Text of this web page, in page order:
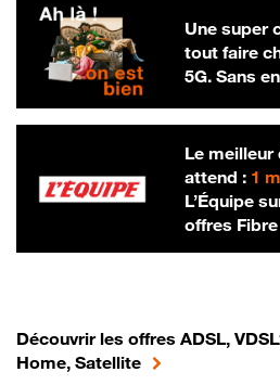
Une super
tout faire
5G. Sans
Le
attend : 1
L’Équipe
offres Fibre
Découvrir les offres ADSL,
Home, Satellite